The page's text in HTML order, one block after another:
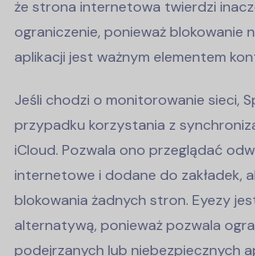
że strona internetowa twierdzi
ograniczenie, ponieważ blokowanie
aplikacji jest ważnym elementem
Jeśli chodzi o monitorowanie sieci,
przypadku korzystania z
iCloud. Pozwala ono przeglądać
internetowe i dodane do zakładek,
blokowania żadnych stron. Eyezy
alternatywą, ponieważ pozwala
podejrzanych lub niebezpiecznych